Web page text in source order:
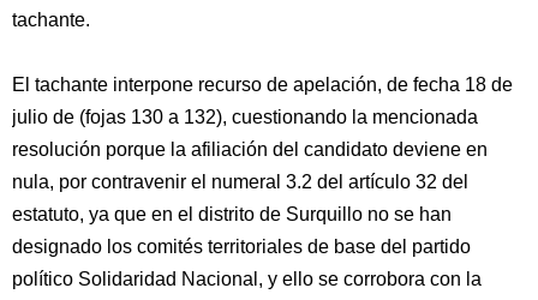
tachante.
El tachante interpone recurso de apelación, de fecha 18 de
julio de (fojas 130 a 132), cuestionando la mencionada
resolución porque la afiliación del candidato deviene en
nula, por contravenir el numeral 3.2 del artículo 32 del
estatuto, ya que en el distrito de Surquillo no se han
designado los comités territoriales de base del partido
político Solidaridad Nacional, y ello se corrobora con la